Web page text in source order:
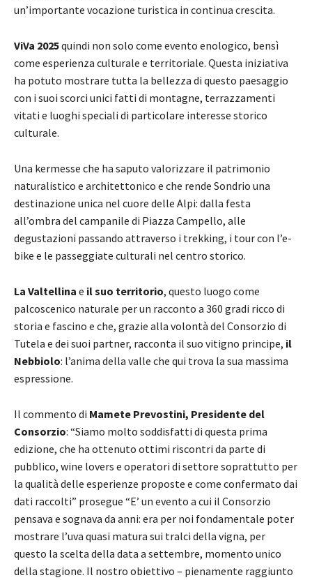
un’importante vocazione turistica in continua crescita.
ViVa 2025quindi non solo come evento enologico, bensì
come esperienza culturale e territoriale. Questa iniziativa
ha potuto mostrare tutta la bellezza di questo paesaggio
con i suoi scorci unici fatti di montagne, terrazzamenti
vitati e luoghi speciali di particolare interesse storico
culturale.
Una kermesse che ha saputo valorizzare il patrimonio
naturalistico e architettonico e che rende Sondrio una
destinazione unica nel cuore delle Alpi: dalla festa
all’ombra del campanile di Piazza Campello, alle
degustazioni passando attraverso i trekking, i tour con l’e-
bike e le passeggiate culturali nel centro storico.
La Valtellina e il suo territorio, questo luogo come
palcoscenico naturale per un racconto a 360 gradi ricco di
storia e fascino e che, grazie alla volontà del Consorzio di
Tutela e dei suoi partner, racconta il suo vitigno principe, il
Nebbiolo: l’anima della valle che qui trova la sua massima
espressione.
Il commento di Mamete Prevostini, Presidente del
Consorzio: “Siamo molto soddisfatti di questa prima
edizione, che ha ottenuto ottimi riscontri da parte di
pubblico, wine lovers e operatori di settore soprattutto per
la qualità delle esperienze proposte e come confermato dai
dati raccolti” prosegue “E’ un evento a cui il Consorzio
pensava e sognava da anni: era per noi fondamentale poter
mostrare l’uva quasi matura sui tralci della vigna, per
questo la scelta della data a settembre, momento unico
della stagione. Il nostro obiettivo – pienamente raggiunto